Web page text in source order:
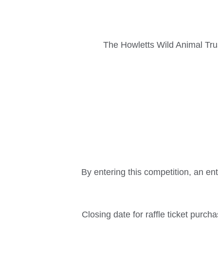
The Howletts Wild Animal
By entering this competition, an
Closing date for raffle ticket